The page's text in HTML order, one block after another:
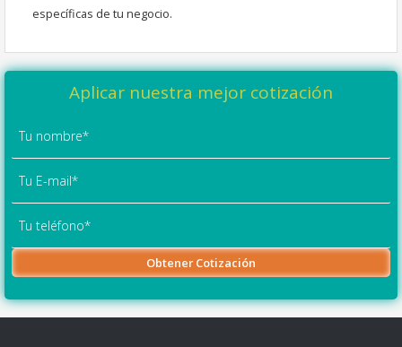
específicas de tu negocio.
Aplicar nuestra mejor cotización